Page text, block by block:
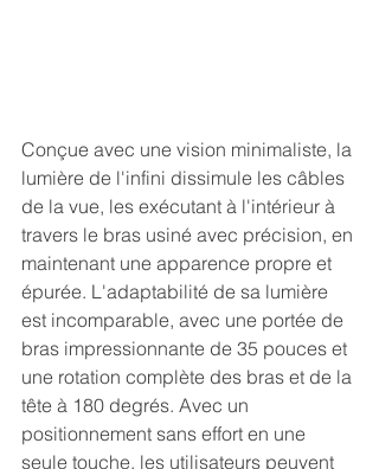
Conçue avec une vision minimaliste, la
lumière de l'infini dissimule les câbles
de la vue, les exécutant à l'intérieur à
travers le bras usiné avec précision, en
maintenant une apparence propre et
épurée. L'adaptabilité de sa lumière
est incomparable, avec une portée de
bras impressionnante de 35 pouces et
une rotation complète des bras et de la
tête à 180 degrés. Avec un
positionnement sans effort en une
seule touche, les utilisateurs peuvent